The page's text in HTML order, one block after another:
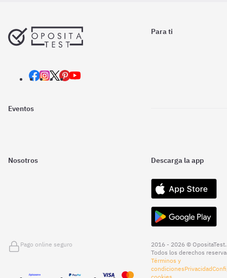
Para ti
Eventos
Nosotros Descarga la app
Pago online seguro
2016 - 2026 © OpositaTest.
Todos los derechos
Términos y
condicionesPrivacidad